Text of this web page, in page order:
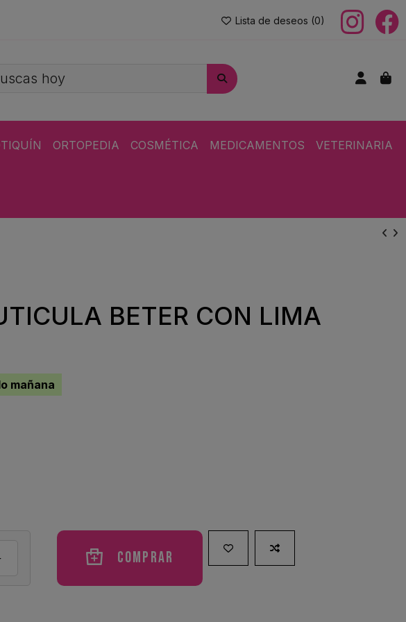
Lista de deseos (0)
ORTOPEDIA COSMÉTICA MEDICAMENTOS VETERINARIA
BETER CON LIMA
mañana
Comprar